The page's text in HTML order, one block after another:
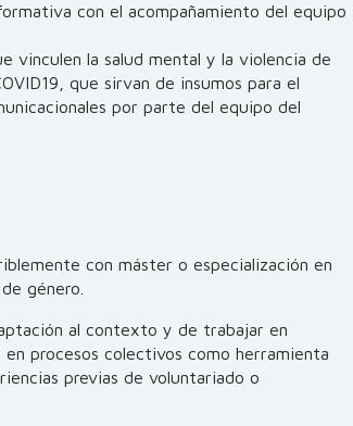
con el acompañamiento del equipo
vinculen la salud mental y la violencia de
que sirvan de insumos para el
por parte del equipo del
con máster o especialización en
género.
al contexto y de trabajar en
procesos colectivos como herramienta
previas de voluntariado o